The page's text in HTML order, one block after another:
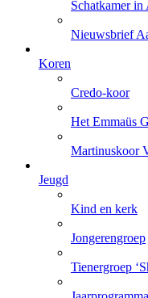
Schatkamer in
Nieuwsbrief
Koren
Credo-koor
Het Emmaüs
Martinuskoor
Jeugd
Kind en kerk
Jongerengroep
Tienergroep